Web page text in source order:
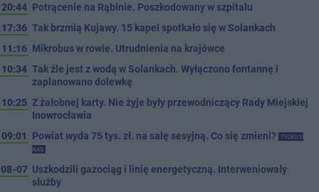
20:44 Potrącenie na Rąbinie. Poszkodowany w szpitalu
17:36 Tak brzmią Kujawy. 15 kapel spotkało się w Solankach
11:16 Mikrobus w rowie. Utrudnienia na krajówce
10:34 Tak źle jest z wodą w Solankach. Wyłączono fontannę i
zaplanowano dolewkę
10:25 Z żałobnej karty. Nie żyje były przewodniczący Rady Miejskiej
Inowrocławia
09:01
Powiat wyda 75 tys. zł. na salę sesyjną. Co się zmieni?
TYLKO U
NAS
08-07 Uszkodzili gazociąg i linię energetyczną. Interweniowały
służby